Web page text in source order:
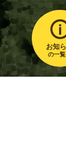
お知
の一